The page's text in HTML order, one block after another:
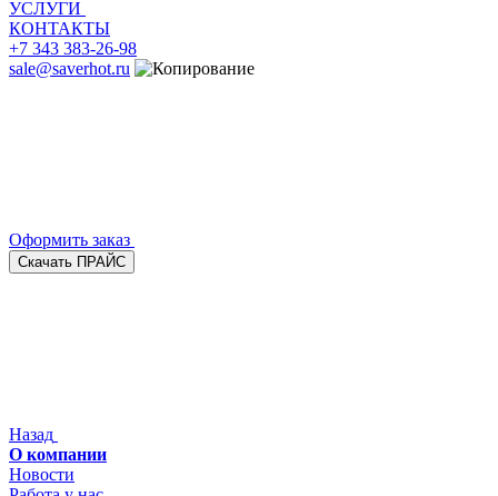
УСЛУГИ
КОНТАКТЫ
+7 343 383-26-98
sale@saverhot.ru
Оформить заказ
Скачать ПРАЙС
Назад
О компании
Новости